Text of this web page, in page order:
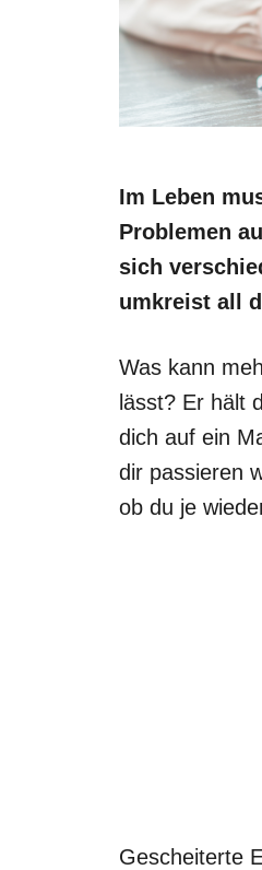
Im Leben
Problemen
sich
umkreist all
Was kann
lässt? Er hält
dich auf ein
dir passieren
ob du je
Gescheiterte